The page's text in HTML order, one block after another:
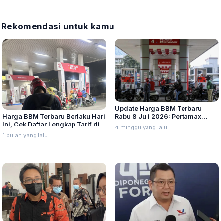
Rekomendasi untuk kamu
Harga BBM Terbaru Berlaku Hari
Ini, Cek Daftar Lengkap Tarif di
Seluruh Indonesia
1 bulan yang lalu
Update Harga BBM Terbaru
Rabu 8 Juli 2026: Pertamax
Turbo, Dexlite, dan Pertamina
Dex Turun
4 minggu yang lalu